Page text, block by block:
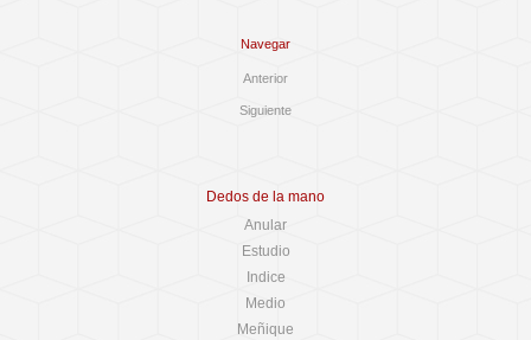
Navegar
Anterior
Siguiente
Dedos de la mano
Anular
Estudio
Indice
Medio
Meñique